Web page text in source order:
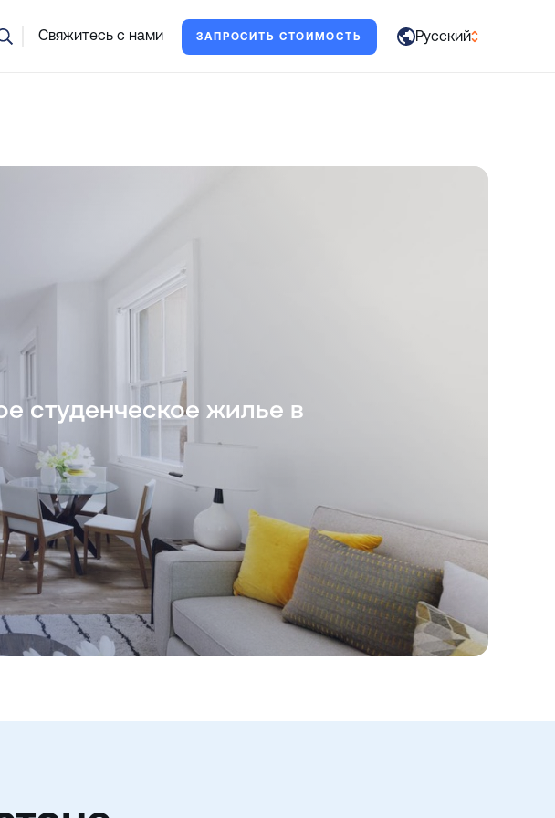
Свяжитесь с нами ЗАПРОСИТЬ СТОИМОСТЬ Русский
студенческое жилье в